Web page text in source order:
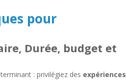
pour
Durée, budget et
: privilégiez des expériences